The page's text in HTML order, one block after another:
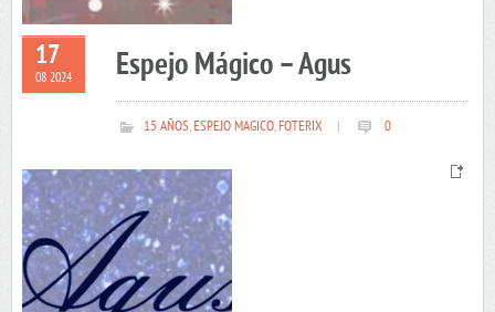
17
08 2024 Espejo Mágico – Agus
15 AÑOS,ESPEJO MAGICO,FOTERIX 0